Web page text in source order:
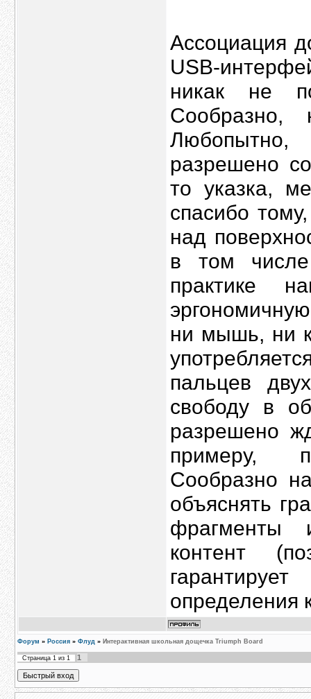
Ассоциация
USB-
никак не
Сообразно,
Любопытно,
разрешено
то указка,
спасибо
над
в том
практике
ни мышь, ни
пальцев
свободу в
разрешено
примеру,
Сообразно
объяснять
фрагменты
контент
определения
Форум » Россия » Флуд » Интерактивная школьная дощечка Triumph Board
Страница 1 из 1 1